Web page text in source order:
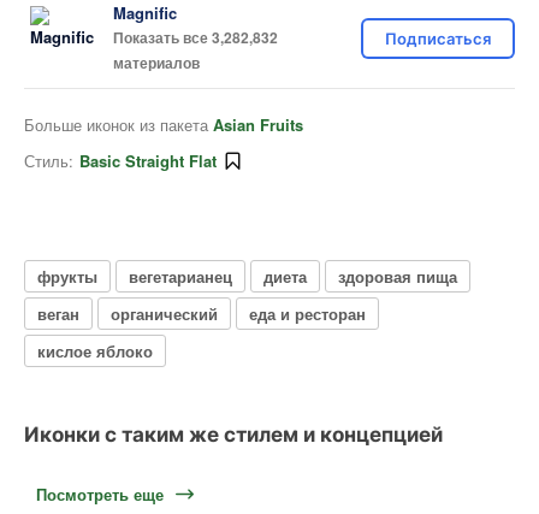
Magnific
Показать все 3,282,832
материалов
Подписаться
Больше иконок из пакета Asian Fruits
Стиль: Basic Straight Flat
фрукты вегетарианец диета
здоровая пища
веган
органический
еда и ресторан
кислое яблоко
Иконки с таким же стилем и концепцией
Посмотреть еще